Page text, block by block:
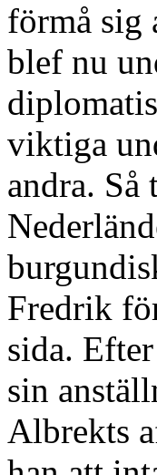
förmå sig
blef nu
viktiga
andra.
Fredrik
sida.
sin
Albrekts